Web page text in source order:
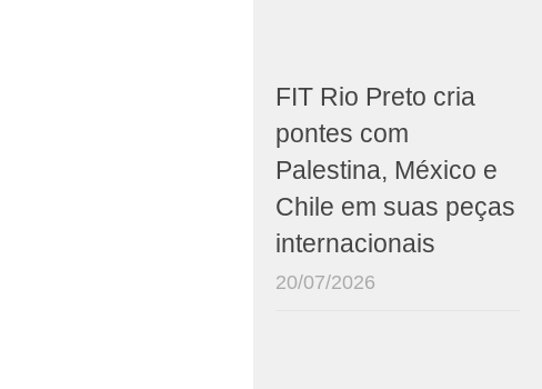
FIT Rio Preto cria
pontes com
Palestina, México e
Chile em suas peças
internacionais
20/07/2026